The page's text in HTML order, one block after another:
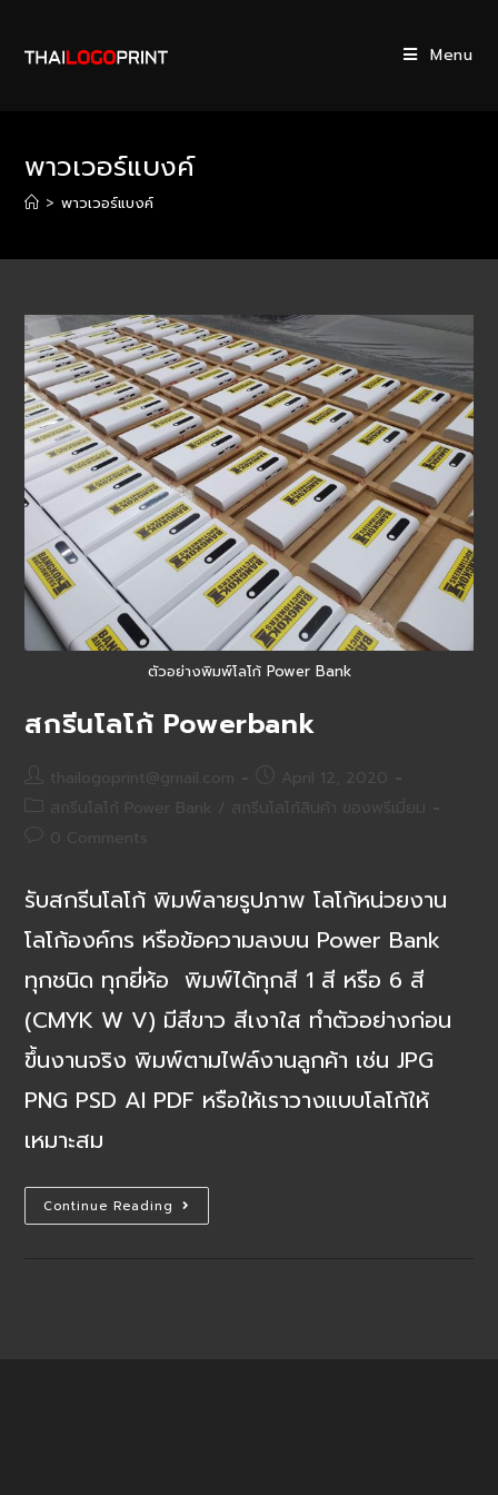
content
Menu
พาวเวอร์แบงค์
> พาวเวอร์แบงค์
ตัวอย่างพิมพ์โลโก้ Power Bank
สกรีนโลโก้ Powerbank
Post
author:
thailogoprint@gmail.com
April 12, 2020
Post
สกรีนโลโก้ Power Bank
สกรีนโลโก้สินค้า ของพรีเมี่ยม​
0 Comments
รับสกรีนโลโก้ พิมพ์ลายรูปภาพ โลโก้หน่วยงาน
โลโก้องค์กร หรือข้อความลงบน Power Bank
ทุกชนิด ทุกยี่ห้อ พิมพ์ได้ทุกสี 1 สี หรือ 6 สี
(CMYK W V) มีสีขาว สีเงาใส ทำตัวอย่างก่อน
ขึ้นงานจริง พิมพ์ตามไฟล์งานลูกค้า เช่น JPG
PNG PSD AI PDF หรือให้เราวางแบบโลโก้ให้
เหมาะสม
Continue Reading สกรีน
โลโก้